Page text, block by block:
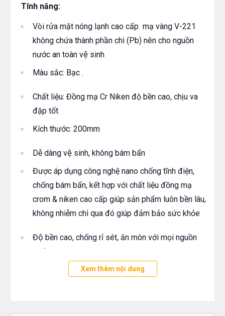
Tính năng:
Vòi rửa mặt nóng lạnh cao cấp mạ vàng V-221
không chứa thành phần chì (Pb) nên cho nguồn
nước an toàn vệ sinh
Màu sắc: Bạc .
Chất liệu: Đồng mạ Cr Niken độ bền cao, chịu va
đập tốt
Kích thước: 200mm
Dễ dàng vệ sinh, không bám bẩn
Được áp dụng công nghệ nano chống tĩnh điện,
chống bám bẩn, kết hợp với chất liệu đồng mạ
crom & niken cao cấp giúp sản phẩm luôn bền lâu,
không nhiễm chì qua đó giúp đảm bảo sức khỏe
Độ bền cao, chống rỉ sét, ăn mòn với mọi nguồn
nước
Sản xuất trên dây chuyền công nghệ cao của Hàn
Xem thêm nội dung